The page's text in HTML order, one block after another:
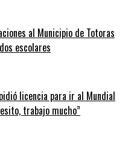
al Municipio de Totoras
escolares
licencia para ir al Mundial
trabajo mucho”